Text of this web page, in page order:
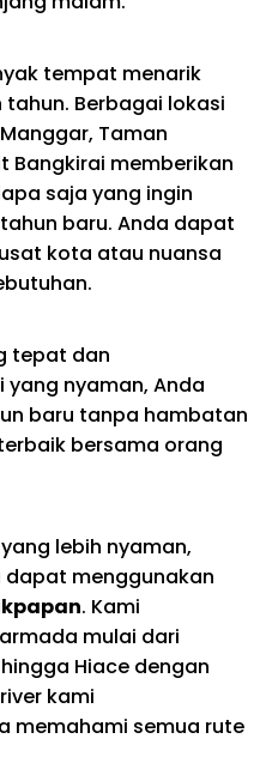
tempat menarik
Berbagai lokasi
Taman
Bangkirai memberikan
saja yang ingin
baru. Anda dapat
kota atau nuansa
tepat dan
nyaman, Anda
baru tanpa hambatan
bersama orang
lebih nyaman,
dapat menggunakan
. Kami
mulai dari
Hiace dengan
kami
memahami semua rute